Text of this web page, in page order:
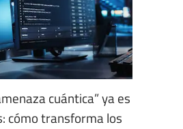
cuántica” ya es
cómo transforma los